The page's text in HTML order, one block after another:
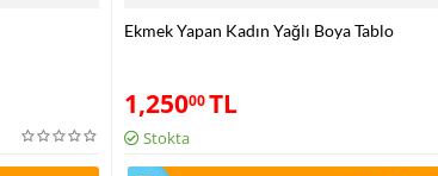
Ekmek Yapan Kadın Yağlı Boya Tablo
1,25000 TL
Stokta